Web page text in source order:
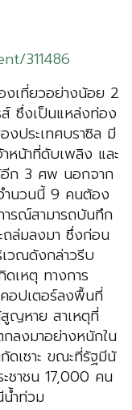
311486
งเที่ยวอย่างน้อย 2
ส์ ซึ่งเป็นแหล่งท่อง
งประเทศบราซิล มี
หน้าที่ดับเพลิง และ
อีก 3 ศพ นอกจาก
นวนนี้ 9 คนต้อง
ารณ์สามารถบันทึก
ล่มลงมา ซึ่งก่อน
เวณดังกล่าวรีบ
เหตุ ทางการ
คอปเตอร์ลงพื้นที่
ญหาย สาเหตุที่
ลงมาอย่างหนักใน
ดเซาะ ขณะที่รัฐมีนั
ชาชน 17,000 คน
ำท่วม